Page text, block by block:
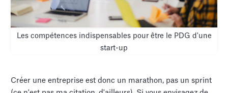
Les compétences indispensables pour être le PDG d'une
start-up
Créer une entreprise est donc un marathon, pas un sprint